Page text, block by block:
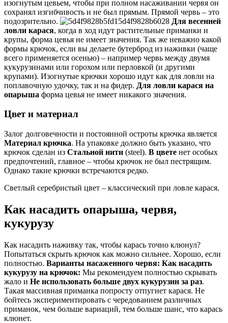
изогнутым цевьем, чтобы при полном насаживании червя он
сохранял изгибчивость и не был прямым. Прямой червь – это
подозрительно.
Для весенней
ловли карася, когда в ход идут растительные приманки и
крупы, форма цевья не имеет значения. Так же неважно какой
формы крючок, если вы делаете бутерброд из наживки (чаще
всего применяется осенью) – например червь между двумя
кукурузинами или горохом или перловкой (и другими
крупами). Изогнутые крючки хорошо идут как для ловли на
поплавочную удочку, так и на фидер. Для ловли карася на
опарыша форма цевья не имеет никакого значения.
Цвет и материал
Залог долговечности и постоянной остроты крючка является
Материал крючка. На упаковке должно быть указано, что
крючок сделан из Стальной нити (steel). В цвете нет особых
предпочтений, главное – чтобы крючок не был пестрящим.
Однако такие крючки встречаются редко.
Светлый серебристый цвет – классический при ловле карася.
Как насадить опарыша, червя,
кукурузу
Как насадить наживку так, чтобы карась точно клюнул?
Попытаться скрыть крючок как можно сильнее. Хорошо, если
полностью. Варианты насаженного червя: Как насадить
кукурузу на крючок: Мы рекомендуем полностью скрывать
жало и Не использовать больше двух кукурузин за раз.
Такая массивная приманка попросту отпугнет карася. Не
бойтесь экспериментировать с чередованием различных
приманок, чем больше вариаций, тем больше шанс, что карась
клюнет.